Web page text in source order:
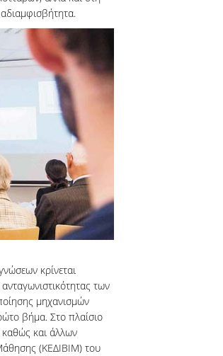
κρίνεται
των
μηχανισμών
βήμα. Στο πλαίσιο
καθώς και άλλων
(ΚΕΔΙΒΙΜ) του